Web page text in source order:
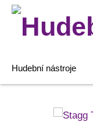
Hledat:
Hudební nástroje
Stagg